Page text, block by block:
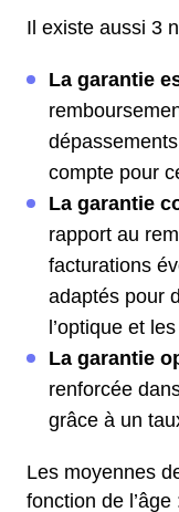
Il existe aussi 3
La garantie
compte pour
La garantie
rapport au
facturations
adaptés pour
l’optique et
La garantie
renforcée
grâce à un
Les moyennes
fonction de l’âge